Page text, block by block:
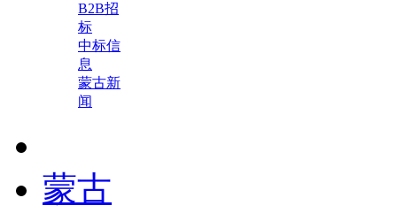
B2B招
标
中标信
息
蒙古新
闻
蒙古